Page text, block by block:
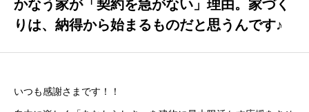
STAFF
スタッフ紹介
かなう家が「契約を急がない」理由。家づく
りは、納得から始まるものだと思うんです♪
いつも感謝さまです！！